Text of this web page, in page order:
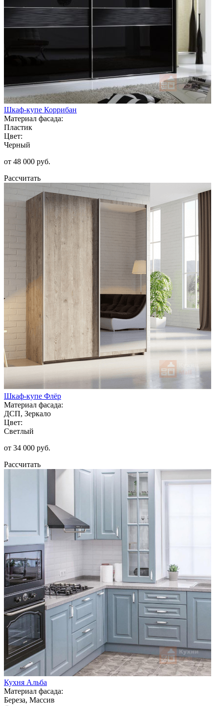
Шкаф-купе Коррибан
Материал фасада:
Пластик
Цвет:
Черный
от 48 000 руб.
Рассчитать
Шкаф-купе Флёр
Материал фасада:
ДСП, Зеркало
Цвет:
Светлый
от 34 000 руб.
Рассчитать
Кухня Альба
Материал фасада:
Береза, Массив